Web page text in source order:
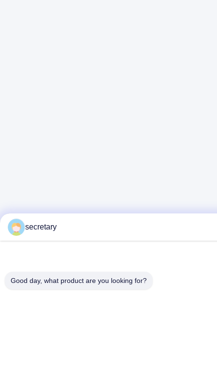
secretary
Good day, what product are you looking for?